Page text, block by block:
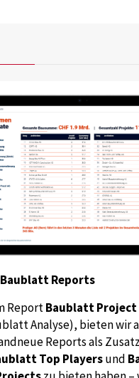
Baublatt Reports
ReportBaublatt Project
Analyse), bieten wir
Reports als
Top Playersund